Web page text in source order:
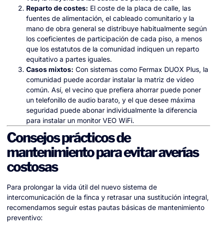
Reparto de costes: El coste de la placa de calle, las
fuentes de alimentación, el cableado comunitario y la
mano de obra general se distribuye habitualmente según
los coeficientes de participación de cada piso, a menos
que los estatutos de la comunidad indiquen un reparto
equitativo a partes iguales.
Casos mixtos: Con sistemas como Fermax DUOX Plus, la
comunidad puede acordar instalar la matriz de vídeo
común. Así, el vecino que prefiera ahorrar puede poner
un telefonillo de audio barato, y el que desee máxima
seguridad puede abonar individualmente la diferencia
para instalar un monitor VEO WiFi.
Consejos prácticos de
mantenimiento para evitar averías
costosas
Para prolongar la vida útil del nuevo sistema de
intercomunicación de la finca y retrasar una sustitución integral,
recomendamos seguir estas pautas básicas de mantenimiento
preventivo: